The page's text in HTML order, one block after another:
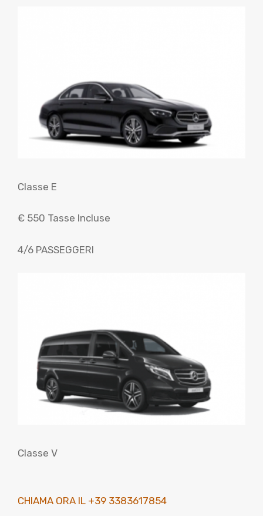
Classe E
€ 550 Tasse Incluse
4/6 PASSEGGERI
Classe V
CHIAMA ORA IL +39 3383617854